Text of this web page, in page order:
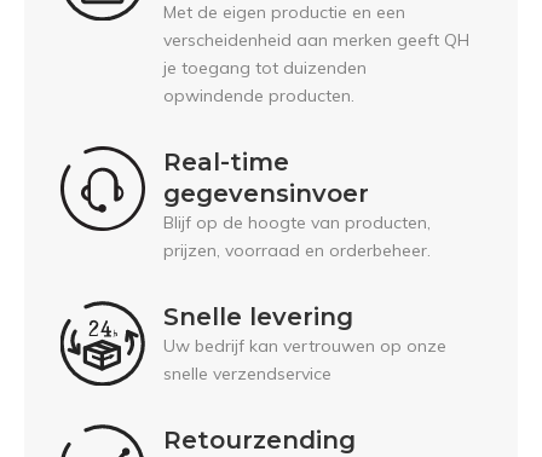
Met de eigen productie en een
verscheidenheid aan merken geeft QH
je toegang tot duizenden
opwindende producten.
Real-time
gegevensinvoer
Blijf op de hoogte van producten,
prijzen, voorraad en orderbeheer.
Snelle levering
Uw bedrijf kan vertrouwen op onze
snelle verzendservice
Retourzending